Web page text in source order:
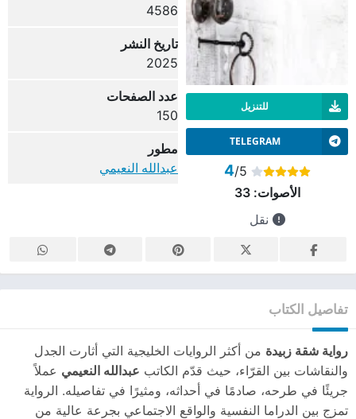
للتنزيل
TELEGRAM
4/5
الأصوات:33
نقل
4586
تاريخ النشر
2025
عدد الصفحات
150
مطور
عبدالله النعيمي
تفاصيل الكتاب
رواية شقة زبيدة من أكثر الروايات الخليجية التي أثارت الجدل
والنقاشات بين القرّاء، حيث قدّم الكاتب عبدالله النعيمي عملاً
جريئًا في طرحه، صادمًا في أحداثه، ومثيرًا في تفاصيله. الرواية
تمزج بين الدراما النفسية والواقع الاجتماعي بجرعة عالية من